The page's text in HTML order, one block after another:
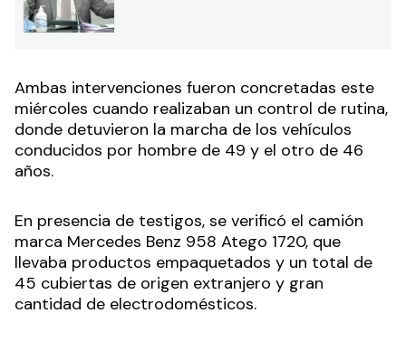
Ambas intervenciones fueron concretadas este
miércoles cuando realizaban un control de rutina,
donde detuvieron la marcha de los vehículos
conducidos por hombre de 49 y el otro de 46
años.
En presencia de testigos, se verificó el camión
marca Mercedes Benz 958 Atego 1720, que
llevaba productos empaquetados y un total de
45 cubiertas de origen extranjero y gran
cantidad de electrodomésticos.